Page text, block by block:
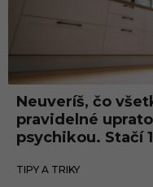
v
a
n
Neuveríš, čo
pravidelné
psychikou. Stačí
TIPY A TRIKY